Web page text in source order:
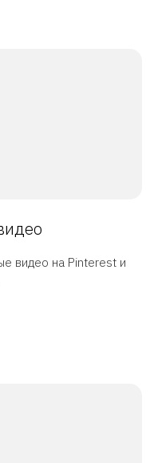
видео на Pinterest и